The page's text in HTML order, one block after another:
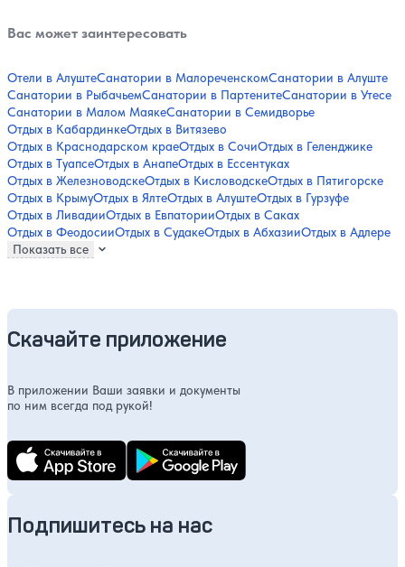
Вас может заинтересовать
Отели в АлуштеСанатории в МалореченскомСанатории в Алуште
Санатории в РыбачьемСанатории в ПартенитеСанатории в Утесе
Санатории в Малом МаякеСанатории в Семидворье
Отдых в КабардинкеОтдых в Витязево
Отдых в Краснодарском краеОтдых в СочиОтдых в Геленджике
Отдых в ТуапсеОтдых в АнапеОтдых в Ессентуках
Отдых в ЖелезноводскеОтдых в КисловодскеОтдых в Пятигорске
Отдых в КрымуОтдых в ЯлтеОтдых в АлуштеОтдых в Гурзуфе
Отдых в ЛивадииОтдых в ЕвпаторииОтдых в Саках
Отдых в ФеодосииОтдых в СудакеОтдых в АбхазииОтдых в Адлере
Показать все
Скачайте приложение
В приложении Ваши заявки и документы
по ним всегда под рукой!
Подпишитесь на нас